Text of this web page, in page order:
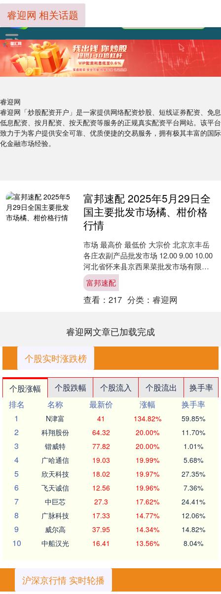
睿迎网
睿迎网「炒股配资开户」是一家提供网络配资炒股、短线证券配资、免息
低息配资、按月配资、按天配资等服务的正规真实配资平台网站。该平台
致力于为客户提供安全可靠、优质便捷的交易服务，拥有极其丰富的国际
化金融市场经验。
睿迎网 相关话题
富邦速配 2025年5月29日全
国主要批发市场橘、柑价格
行情
市场 最高价 最低价 大宗价 北京京丰岳
各庄农副产品批发市场 12.00 9.00 10.00
河北省怀来县京西果菜批发市场有限责
任公司 -- 5.00 5.0....
富邦速配
查看： 217 分类： 睿迎网
睿迎网文章已加载完成
个股实时涨跌榜
个股涨幅 个股跌幅 个股流入 个股流出
换手率
排名
名称 最新价 涨幅
换手率
1
N津富 41 134.82% 59.85%
2 科翔股份 64.32 20.00% 11.70%
3 锴威特 77.82 20.00% 1.01%
4 广哈通信 19.03 19.99% 5.68%
5 欣天科技 18.02 19.97% 27.35%
6 飞天诚信 12.56 19.96% 7.36%
7 中巨芯 27.3 17.62% 24.41%
8 广脉科技 17.33 14.77% 12.06%
9 威尔高 37.95 14.34% 14.82%
10 中船汉光 16.41 13.56% 8.04%
沪深京行情 实时轮播